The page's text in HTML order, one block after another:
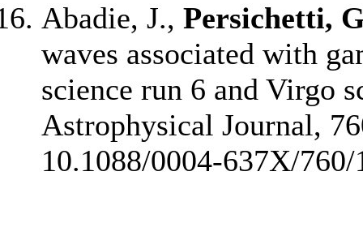
Abadie, J., Persichetti,
waves associated with
science run 6 and Virgo
Astrophysical Journal,
10.1088/0004-637X/760/